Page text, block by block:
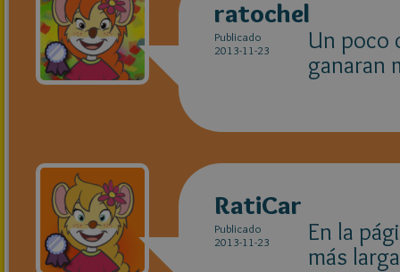
ratochel
Publicado
2013-11-23
Un poco
ganaran
RatiCar
Publicado
2013-11-23
En la
más